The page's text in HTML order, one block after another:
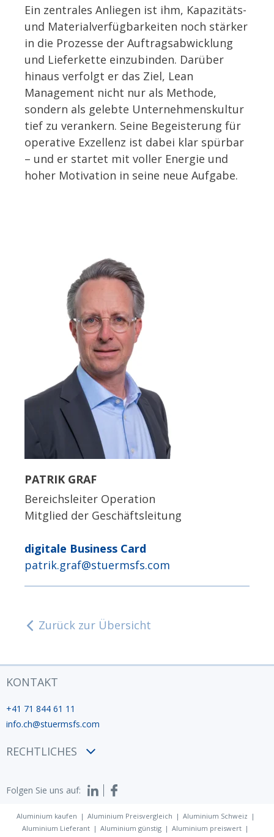
Ein zentrales Anliegen ist ihm, Kapazitäts-
und Materialverfügbarkeiten noch stärker
in die Prozesse der Auftragsabwicklung
und Lieferkette einzubinden. Darüber
hinaus verfolgt er das Ziel, Lean
Management nicht nur als Methode,
sondern als gelebte Unternehmenskultur
tief zu verankern. Seine Begeisterung für
operative Exzellenz ist dabei klar spürbar
– und er startet mit voller Energie und
hoher Motivation in seine neue Aufgabe.
PATRIK GRAF
Bereichsleiter Operation
Mitglied der Geschäftsleitung
digitale Business Card
patrik.graf@stuermsfs.com
Zurück zur Übersicht
KONTAKT
+41 71 844 61 11
info.ch@stuermsfs.com
RECHTLICHES
Datenschutzerklärung
Folgen Sie uns auf:
Aluminium kaufen Aluminium Preisvergleich
Aluminium Schweiz
Aluminium Lieferant
Aluminium günstig
Aluminium preiswert